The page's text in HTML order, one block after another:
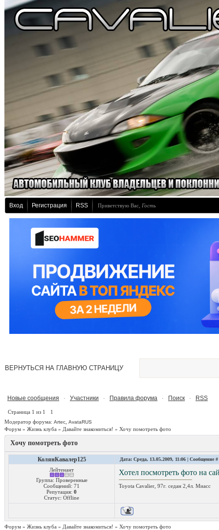
Вход Регистрация RSS Приветствую Вас Гость
ВЕРНУТЬСЯ НА ГЛАВНУЮ СТРАНИЦУ
Новые сообщения · Участники · Правила форума · Поиск · RSS
Страница 1 из 1
1
Модератор форума: Artec AvataRUS
Форум » Жизнь клуба » Давайте знакомиться! » Хочу помотреть фото
Хочу помотреть фото
КолянКавалер125 Дата: Среда, 13.05.2009, 11:06 | Сообщение #
Лейтенант
Группа: Проверенные
Сообщений: 71
Репутация: 0
Статус: Offline
Хотел посмотреть фото на
Toyota Cavalier, 97г. седан 2,4л. Миасс
Форум » Жизнь клуба » Давайте знакомиться! » Хочу помотреть фото